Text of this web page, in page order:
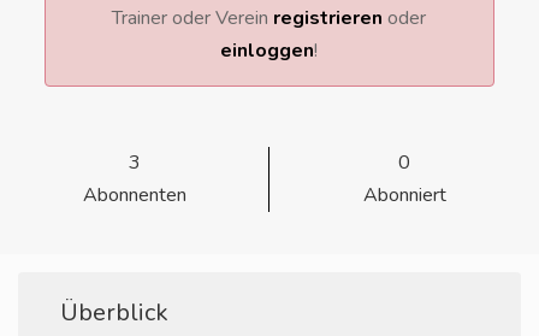
Trainer oder Verein registrieren oder
einloggen!
3
Abonnenten
0
Abonniert
Überblick